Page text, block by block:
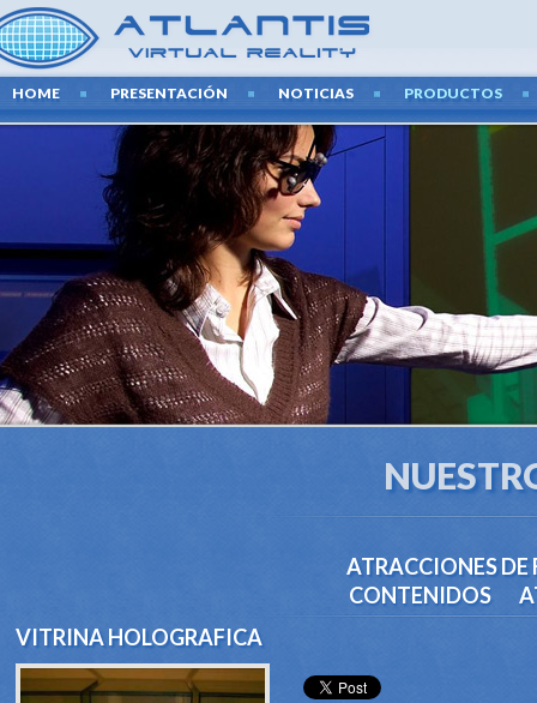
HOME PRESENTACIÓN NOTICIAS PRODUCTOS
ATRACCIONES DE
CONTENIDOS
VITRINA HOLOGRAFICA